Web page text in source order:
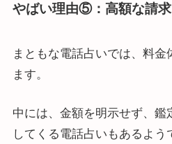
やばい理由⑤：高額な請
まともな電話占いでは、料
ます。
中には、金額を明示せず、鑑
してくる電話占いもあるよう